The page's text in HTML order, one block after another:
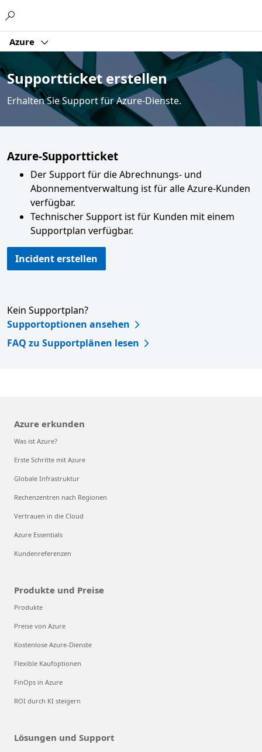
Azure
Supportticket erstellen
Erhalten Sie Support für Azure-Dienste.
Azure-Supportticket
Der Support für die Abrechnungs- und
Abonnementverwaltung ist für alle Azure-Kunden
verfügbar.
Technischer Support ist für Kunden mit einem
Supportplan verfügbar.
Incident erstellen
Kein Supportplan?
Supportoptionen ansehen
FAQ zu Supportplänen lesen
Azure erkunden
Was ist Azure?
Erste Schritte mit Azure
Globale Infrastruktur
Rechenzentren nach Regionen
Vertrauen in die Cloud
Azure Essentials
Kundenreferenzen
Produkte und Preise
Produkte
Preise von Azure
Kostenlose Azure-Dienste
Flexible Kaufoptionen
FinOps in Azure
ROI durch KI steigern
Lösungen und Support